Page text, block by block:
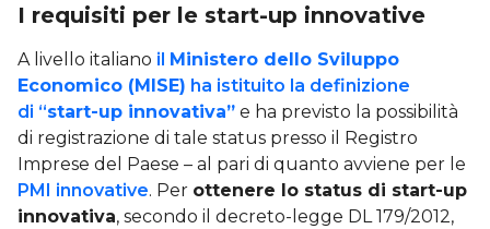
I requisiti per le start-up innovative
A livello italiano il Ministero dello Sviluppo
Economico (MISE) ha istituito la definizione
di “start-up innovativa” e ha previsto la possibilità
di registrazione di tale status presso il Registro
Imprese del Paese – al pari di quanto avviene per le
PMI innovative. Per ottenere lo status di start-up
innovativa, secondo il decreto-legge DL 179/2012,